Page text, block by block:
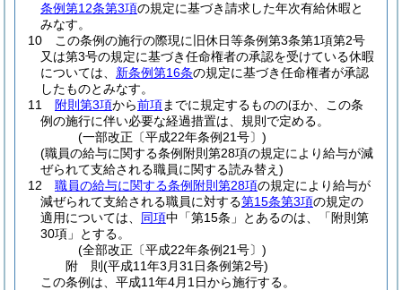
条例第12条第3項の規定に基づき請求した年次有給休暇と
みなす。
10
この条例の施行の際現に旧休日等条例第3条第1項第2号
又は第3号の規定に基づき任命権者の承認を受けている休暇
については、 新条例第16条の規定に基づき任命権者が承認
したものとみなす。
11
附則第3項から前項までに規定するもののほか、この条
例の施行に伴い必要な経過措置は、規則で定める。
(一部改正〔平成22年条例21号〕)
(職員の給与に関する条例附則第28項の規定により給与が減
ぜられて支給される職員に関する読み替え)
12
職員の給与に関する条例附則第28項の規定により給与が
減ぜられて支給される職員に対する第15条第3項の規定の
適用については、 同項中「第15条」とあるのは、「附則第
30項」とする。
(全部改正〔平成22年条例21号〕)
附 則(平成11年3月31日条例第2号)
この条例は、平成11年4月1日から施行する。